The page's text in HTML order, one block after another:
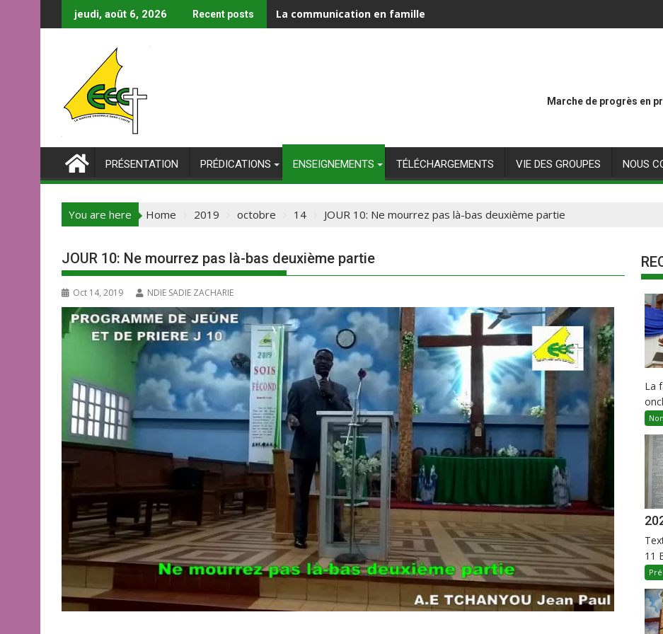
jeudi, août 6, 2026 Recent posts La communication en famille
Marche de progrès en
PRÉSENTATION PRÉDICATIONS ENSEIGNEMENTS TÉLÉCHARGEMENTS VIE DES GROUPES NOUS
You are here Home 2019 octobre 14 JOUR 10: Ne mourrez pas là-bas deuxième partie
JOUR 10: Ne mourrez pas là-bas deuxième partie
Oct 14, 2019 NDIE SADIE ZACHARIE
La
11